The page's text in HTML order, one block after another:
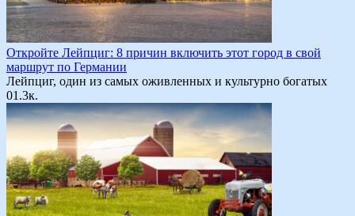
Откройте Лейпциг: 8 причин включить этот город в свой
маршрут по Германии
Лейпциг, один из самых оживленных и культурно богатых
01.3к.